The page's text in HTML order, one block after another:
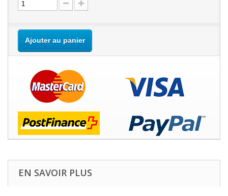
Ajouter au panier
EN SAVOIR PLUS